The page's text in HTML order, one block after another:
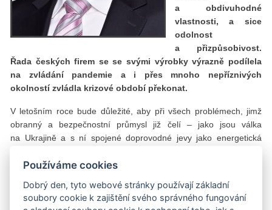
a obdivuhodné
vlastnosti, a sice
odolnost
a přizpůsobivost.
Řada českých firem se se svými výrobky výrazně podílela
na zvládání pandemie a i přes mnoho nepříznivých
okolností zvládla krizové období překonat.
V letošním roce bude důležité, aby při všech problémech, jimž
obranný a bezpečnostní průmysl již čelí – jako jsou válka
na Ukrajině a s ní spojené doprovodné jevy jako energetická
a surovin, ale také nedostatek pracovníků – nedocházelo ještě
Evropské unie. Nyní více než kdy jindy musíme spolupracovat
a táhnout za jeden provaz. I když může současná situace působit
Používáme cookies
Dobrý den, tyto webové stránky používají základní
soubory cookie k zajištění svého správného fungování